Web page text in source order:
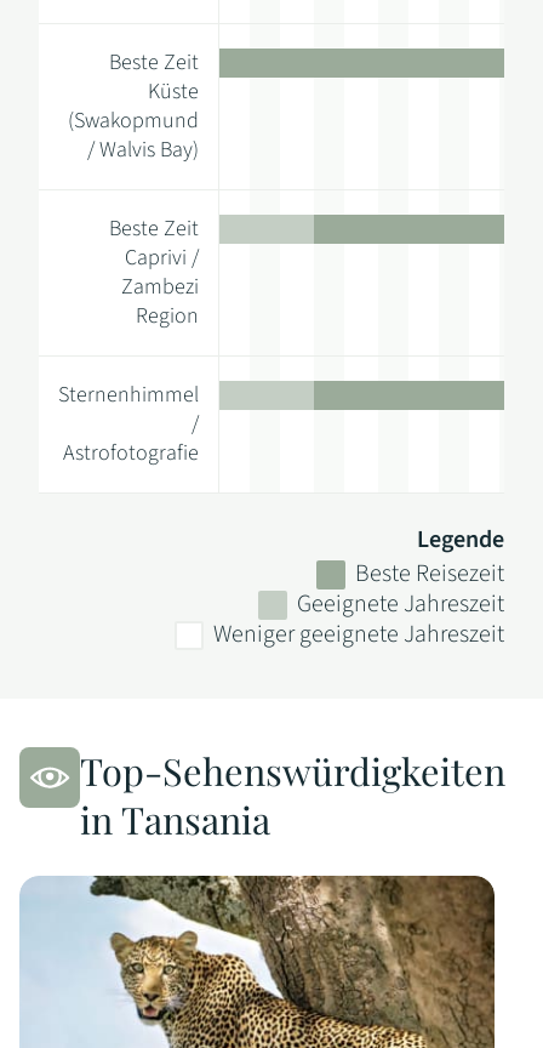
Beste Zeit
Küste
(Swakopmund
/ Walvis Bay)
Beste Zeit
Caprivi /
Zambezi
Region
Sternenhimmel
/
Astrofotografie
Legende
Beste Reisezeit
Geeignete Jahreszeit
Weniger geeignete Jahreszeit
Top-Sehenswürdigkeiten
in Tansania